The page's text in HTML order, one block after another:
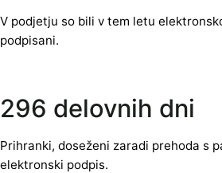
V podjetju so bili v tem letu
podpisani.
296 delovnih dni
Prihranki, doseženi zaradi prehoda s
elektronski podpis.